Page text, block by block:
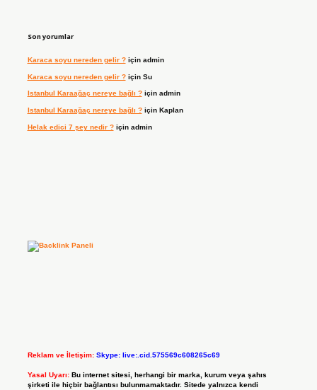
Son yorumlar
Karaca soyu nereden gelir ?için admin
Karaca soyu nereden gelir ?için Su
Istanbul Karaağaç nereye bağlı ?için admin
Istanbul Karaağaç nereye bağlı ?için Kaplan
Helak edici 7 şey nedir ?için admin
Reklam ve İletişim: Skype: live:.cid.575569c608265c69
Yasal Uyarı: Bu internet sitesi, herhangi bir marka, kurum veya şahıs
şirketi ile hiçbir bağlantısı bulunmamaktadır. Sitede yalnızca kendi